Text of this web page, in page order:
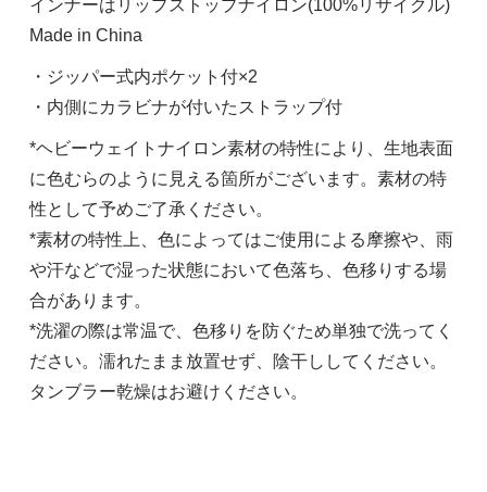
インナーはリップストップナイロン(100%リサイクル)
Made in China
・ジッパー式内ポケット付×2
・内側にカラビナが付いたストラップ付
*ヘビーウェイトナイロン素材の特性により、生地表面
に色むらのように見える箇所がございます。素材の特
性として予めご了承ください。
*素材の特性上、色によってはご使用による摩擦や、雨
や汗などで湿った状態において色落ち、色移りする場
合があります。
*洗濯の際は常温で、色移りを防ぐため単独で洗ってく
ださい。濡れたまま放置せず、陰干ししてください。
タンブラー乾燥はお避けください。